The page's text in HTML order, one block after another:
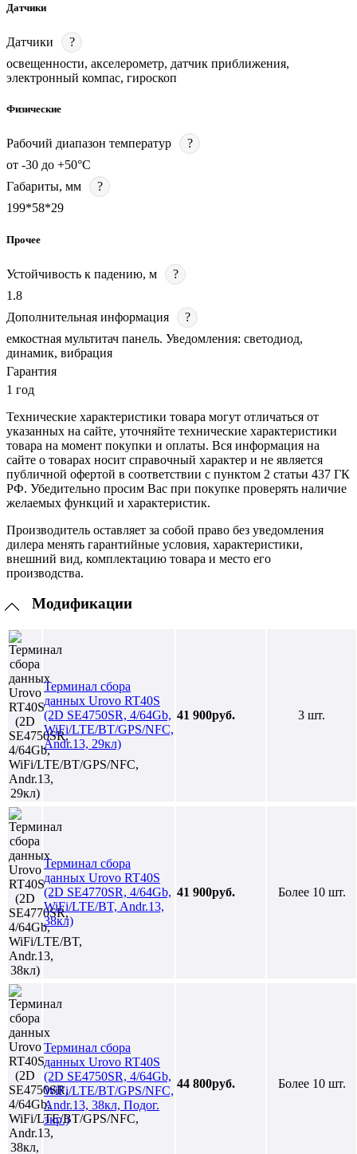
Датчики
Датчики
?
освещенности, акселерометр, датчик приближения,
электронный компас, гироскоп
Физические
Рабочий диапазон температур
?
от -30 до +50°С
Габариты, мм
?
199*58*29
Прочее
Устойчивость к падению, м
?
1.8
Дополнительная информация
?
емкостная мультитач панель. Уведомления: светодиод,
динамик, вибрация
Гарантия
1 год
Технические характеристики товара могут отличаться от
указанных на сайте, уточняйте технические характеристики
товара на момент покупки и оплаты. Вся информация на
сайте о товарах носит справочный характер и не является
публичной офертой в соответствии с пунктом 2 статьи 437 ГК
РФ. Убедительно просим Вас при покупке проверять наличие
желаемых функций и характеристик.
Производитель оставляет за собой право без уведомления
дилера менять гарантийные условия, характеристики,
внешний вид, комплектацию товара и место его
производства.
Модификации
Терминал сбора
данных Urovo RT40S
(2D SE4750SR, 4/64Gb,
WiFi/LTE/BT/GPS/NFC,
Andr.13, 29кл)
41 900руб. 3 шт.
Терминал сбора
данных Urovo RT40S
(2D SE4770SR, 4/64Gb,
WiFi/LTE/BT, Andr.13,
38кл)
41 900руб. Более 10 шт.
Терминал сбора
данных Urovo RT40S
(2D SE4750SR, 4/64Gb,
WiFi/LTE/BT/GPS/NFC,
Andr.13, 38кл, Подог.
экр.)
44 800руб. Более 10 шт.